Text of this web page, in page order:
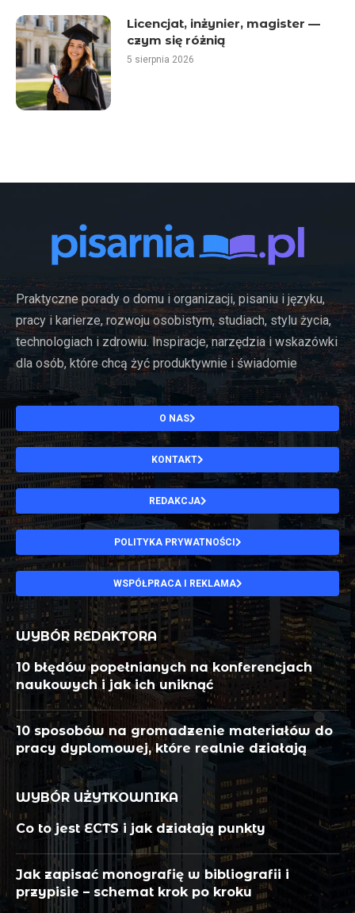
Licencjat, inżynier, magister —
czym się różnią
5 sierpnia 2026
Praktyczne porady o domu i organizacji, pisaniu i języku,
pracy i karierze, rozwoju osobistym, studiach, stylu życia,
technologiach i zdrowiu. Inspiracje, narzędzia i wskazówki
dla osób, które chcą żyć produktywnie i świadomie
O NAS
KONTAKT
REDAKCJA
POLITYKA PRYWATNOŚCI
WSPÓŁPRACA I REKLAMA
WYBÓR REDAKTORA
10 błędów popełnianych na konferencjach
naukowych i jak ich uniknąć
10 sposobów na gromadzenie materiałów do
pracy dyplomowej, które realnie działają
WYBÓR UŻYTKOWNIKA
Co to jest ECTS i jak działają punkty
Jak zapisać monografię w bibliografii i
przypisie – schemat krok po kroku